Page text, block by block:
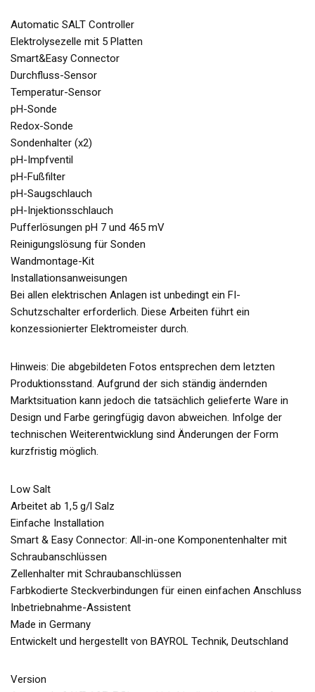
Automatic SALT Controller
Elektrolysezelle mit 5 Platten
Smart&Easy Connector
Durchfluss-Sensor
Temperatur-Sensor
pH-Sonde
Redox-Sonde
Sondenhalter (x2)
pH-Impfventil
pH-Fußfilter
pH-Saugschlauch
pH-Injektionsschlauch
Pufferlösungen pH 7 und 465 mV
Reinigungslösung für Sonden
Wandmontage-Kit
Installationsanweisungen
Bei allen elektrischen Anlagen ist unbedingt ein FI-
Schutzschalter erforderlich. Diese Arbeiten führt ein
konzessionierter Elektromeister durch.
Hinweis: Die abgebildeten Fotos entsprechen dem letzten
Produktionsstand. Aufgrund der sich ständig ändernden
Marktsituation kann jedoch die tatsächlich gelieferte Ware in
Design und Farbe geringfügig davon abweichen. Infolge der
technischen Weiterentwicklung sind Änderungen der Form
kurzfristig möglich.
Low Salt
Arbeitet ab 1,5 g/l Salz
Einfache Installation
Smart & Easy Connector: All-in-one Komponentenhalter mit
Schraubanschlüssen
Zellenhalter mit Schraubanschlüssen
Farbkodierte Steckverbindungen für einen einfachen Anschluss
Inbetriebnahme-Assistent
Made in Germany
Entwickelt und hergestellt von BAYROL Technik, Deutschland
Version